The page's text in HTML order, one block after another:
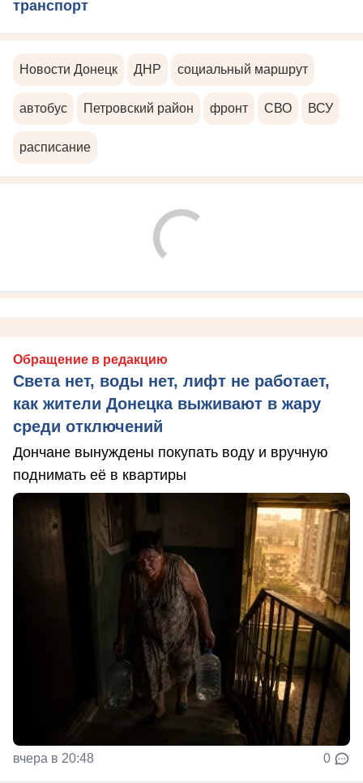
транспорт
Новости Донецк ДНР социальный маршрут
автобус Петровский район фронт СВО ВСУ
расписание
Обращение в редакцию
Света нет, воды нет, лифт не работает,
как жители Донецка выживают в жару
среди отключений
Дончане вынуждены покупать воду и вручную
поднимать её в квартиры
вчера в 20:48 0